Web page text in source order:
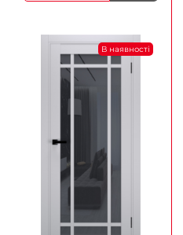
В наявності